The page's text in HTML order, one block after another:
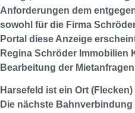
Anforderungen dem
sowohl für die Firma
Portal diese Anzeige
Regina Schröder Immobilien
Bearbeitung der
Harsefeld ist ein Ort
Die nächste